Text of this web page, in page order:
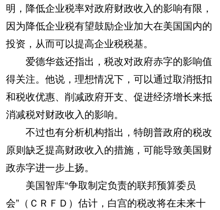
明，降低企业税率对政府财政收入的影响有限，
因为降低企业税有望鼓励企业加大在美国国内的
投资，从而可以提高企业税税基。
爱德华兹还指出，税改对政府赤字的影响值
得关注。他说，理想情况下，可以通过取消抵扣
和税收优惠、削减政府开支、促进经济增长来抵
消减税对财政收入的影响。
不过也有分析机构指出，特朗普政府的税改
原则缺乏提高财政收入的措施，可能导致美国财
政赤字进一步上扬。
美国智库“争取制定负责的联邦预算委员
会”（ＣＲＦＤ）估计，白宫的税改将在未来十